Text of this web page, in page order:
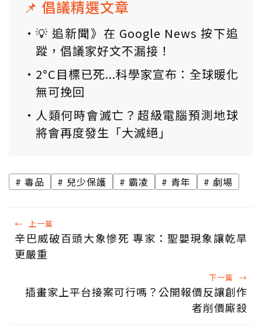
📌 倡議精選文章
💡 追新聞》在 Google News 按下追
蹤，倡議家好文不漏接！
2°C目標已死...科學家宣布：全球暖化
無可挽回
人類何時會滅亡？超級電腦預測地球
將會再度發生「大滅絕」
毒品 兒少保護 霸凌 青年 劇場
← 上一篇
辛巴威破百頭大象慘死 專家：聖嬰現象讓乾旱
更嚴重
下一篇 →
插畫家上平台接案可行嗎？公開報價反讓創作
者削價廝殺